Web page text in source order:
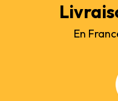
En